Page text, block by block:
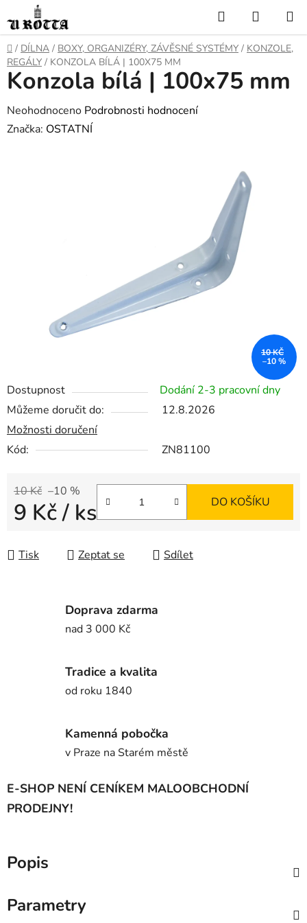
na
obsah
Hledat
KOŠÍK
DOMŮ
/ DÍLNA / BOXY, ORGANIZÉRY, ZÁVĚSNÉ SYSTÉMY / KONZOLE,
REGÁLY / KONZOLA BÍLÁ | 100X75 MM
Dostupnost
Dodání 2-3 pracovní dny
Můžeme doručit do:
12.8.2026
Možnosti doručení
Kód:
ZN81100
10 Kč –10 %
9 Kč/ ks DO KOŠÍKU
Tisk Zeptat se Sdílet
Konzola bílá | 100x75 mm
Průměrné
hodnocení
Neohodnoceno Podrobnosti hodnocení
Značka: OSTATNÍ
10 KČ
–10 %
Doprava zdarma
nad 3 000 Kč
Tradice a kvalita
od roku 1840
Kamenná pobočka
v Praze na Starém městě
E-SHOP NENÍ CENÍKEM MALOOBCHODNÍ
PRODEJNY!
Popis
Parametry